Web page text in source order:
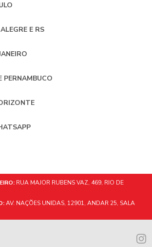
E RS
PERNAMBUCO
RUA MAJOR RUBENS VAZ, 469, RIO DE
AV. NAÇÕES UNIDAS, 12901, ANDAR 25, SALA